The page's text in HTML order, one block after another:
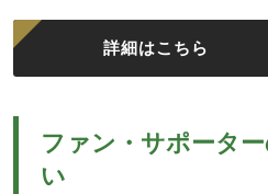
詳細はこちら
ファン・サポータ
い